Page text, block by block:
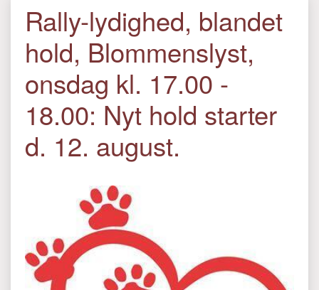
Rally-lydighed, blandet
hold, Blommenslyst,
onsdag kl. 17.00 -
18.00: Nyt hold starter
d. 12. august.